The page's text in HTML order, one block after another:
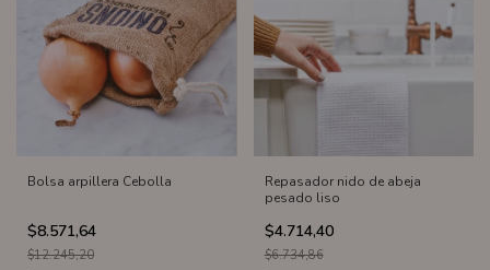
Bolsa arpillera Cebolla
$8.571,64
$12.245,20
Repasador nido de abeja
pesado liso
$4.714,40
$6.734,86